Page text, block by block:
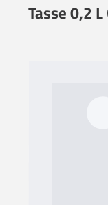
Tasse 0,2